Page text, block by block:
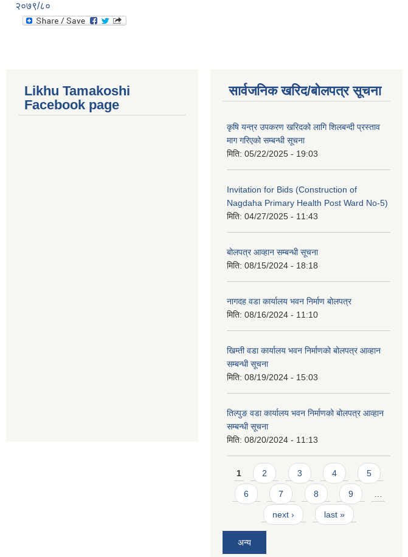
२०७९/८०
Likhu Tamakoshi
Facebook page
सार्वजनिक खरिद/बोलपत्र सूचना
कृषि यन्त्र उपकरण खरिदको लागि शिलबन्दी प्रस्ताव
माग गरिएको सम्बन्धी सूचना
मिति: 05/22/2025 - 19:03
Invitation for Bids (Construction of
Nagdaha Primary Health Post Ward No-5)
मिति: 04/27/2025 - 11:43
बोलपत्र आव्हान सम्बन्धी सूचना
मिति: 08/15/2024 - 18:18
नागदह वडा कार्यालय भवन निर्माण बोलपत्र
मिति: 08/16/2024 - 11:10
खिम्ती वडा कार्यालय भवन निर्माणको बोलपत्र आव्हान
सम्बन्धी सूचना
मिति: 08/19/2024 - 15:03
तिल्पुङ वडा कार्यालय भवन निर्माणको बोलपत्र आव्हान
सम्बन्धी सूचना
मिति: 08/20/2024 - 11:13
Pages
1 2 3 4 5
6 7 8 9
next › last »
अन्य